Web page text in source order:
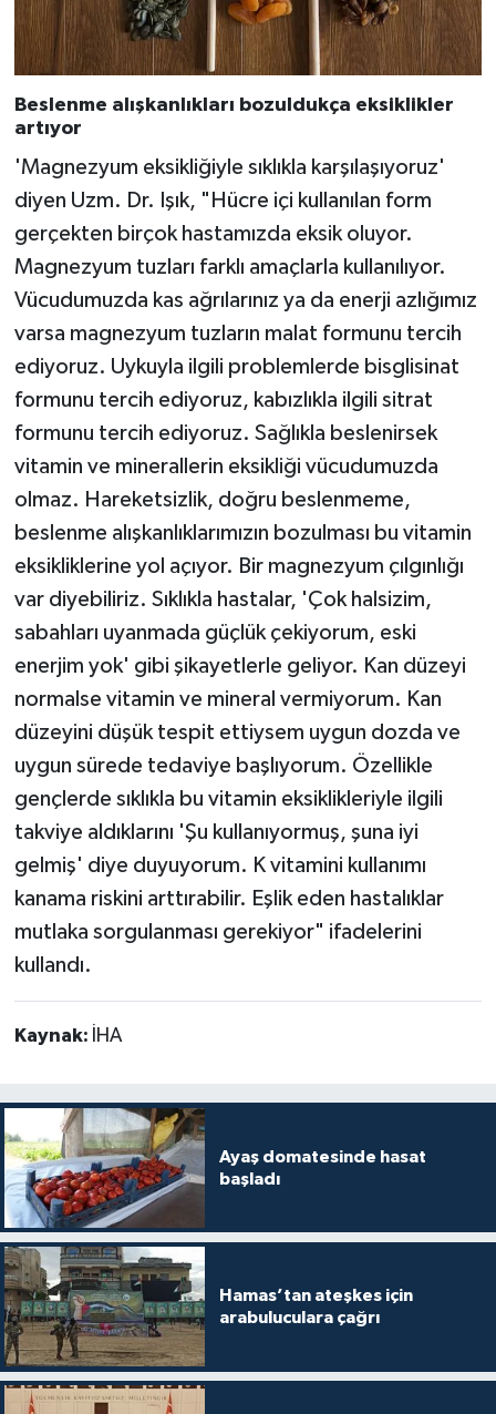
Beslenme alışkanlıkları bozuldukça eksiklikler
artıyor
'Magnezyum eksikliğiyle sıklıkla karşılaşıyoruz'
diyen Uzm. Dr. Işık, "Hücre içi kullanılan form
gerçekten birçok hastamızda eksik oluyor.
Magnezyum tuzları farklı amaçlarla kullanılıyor.
Vücudumuzda kas ağrılarınız ya da enerji azlığımız
varsa magnezyum tuzların malat formunu tercih
ediyoruz. Uykuyla ilgili problemlerde bisglisinat
formunu tercih ediyoruz, kabızlıkla ilgili sitrat
formunu tercih ediyoruz. Sağlıkla beslenirsek
vitamin ve minerallerin eksikliği vücudumuzda
olmaz. Hareketsizlik, doğru beslenmeme,
beslenme alışkanlıklarımızın bozulması bu vitamin
eksikliklerine yol açıyor. Bir magnezyum çılgınlığı
var diyebiliriz. Sıklıkla hastalar, 'Çok halsizim,
sabahları uyanmada güçlük çekiyorum, eski
enerjim yok' gibi şikayetlerle geliyor. Kan düzeyi
normalse vitamin ve mineral vermiyorum. Kan
düzeyini düşük tespit ettiysem uygun dozda ve
uygun sürede tedaviye başlıyorum. Özellikle
gençlerde sıklıkla bu vitamin eksiklikleriyle ilgili
takviye aldıklarını 'Şu kullanıyormuş, şuna iyi
gelmiş' diye duyuyorum. K vitamini kullanımı
kanama riskini arttırabilir. Eşlik eden hastalıklar
mutlaka sorgulanması gerekiyor" ifadelerini
kullandı.
Kaynak: İHA
Ayaş domatesinde hasat
başladı
Hamas’tan ateşkes için
arabuluculara çağrı